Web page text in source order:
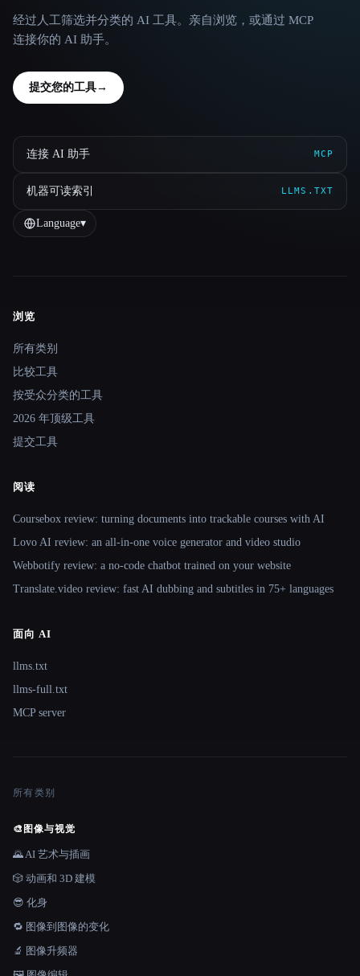
经过人工筛选并分类的 AI 工具。亲自浏览，或通过 MCP
连接你的 AI 助手。
提交您的工具→
连接 AI 助手 MCP
机器可读索引 LLMS.TXT
Language▾
Site navigation
浏览
所有类别
比较工具
按受众分类的工具
2026 年顶级工具
提交工具
阅读
Coursebox review: turning documents into trackable courses with AI
Lovo AI review: an all-in-one voice generator and video studio
Webbotify review: a no-code chatbot trained on your website
Translate.video review: fast AI dubbing and subtitles in 75+ languages
面向 AI
llms.txt
llms-full.txt
MCP server
所有类别
🎨 图像与视觉
🌄 AI 艺术与插画
🎲 动画和 3D 建模
😎 化身
🔁 图像到图像的变化
🔬 图像升频器